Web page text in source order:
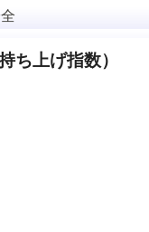
ち上げ指数）